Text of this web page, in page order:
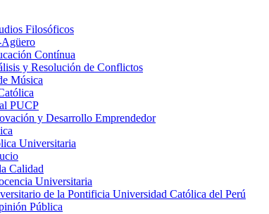
Filosóficos
Contínua
y Resolución de Conflictos
Música
PUCP
y Desarrollo Emprendedor
Universitaria
Calidad
Universitaria
de la Pontificia Universidad Católica del Perú
Pública